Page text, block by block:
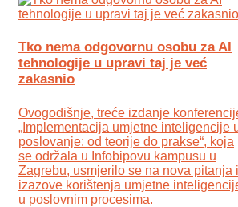
Tko nema odgovornu osobu za AI
tehnologije u upravi taj je već
zakasnio
Ovogodišnje, treće izdanje
„Implementacija umjetne inteligencije
poslovanje: od teorije do prakse“, koja
se održala u Infobipovu kampusu u
Zagrebu, usmjerilo se na nova pitanja i
izazove korištenja umjetne
u poslovnim procesima.